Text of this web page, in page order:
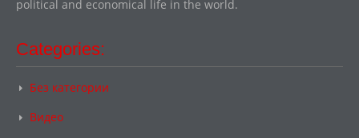
political and economical life in the world.
Categories:
Без категории
Видео